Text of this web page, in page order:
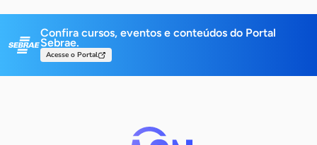
Confira cursos, eventos e conteúdos do Portal
Sebrae.
Acesse o Portal